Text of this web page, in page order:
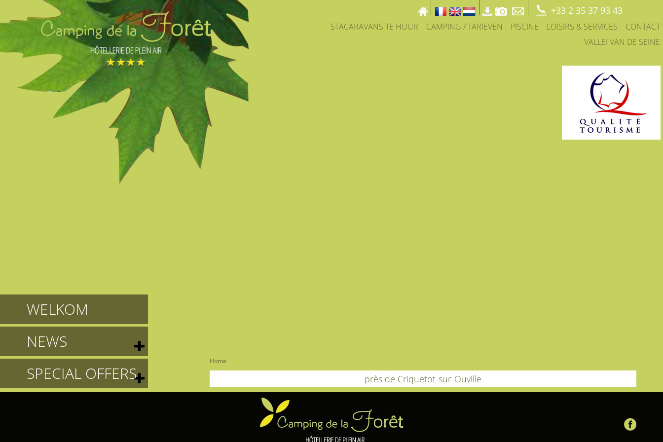
+33 2 35 37 93 43
STACARAVANS TE HUUR CAMPING / TARIEVEN PISCINE LOISIRS & SERVICES
CONTACT
VALLEI VAN DE SEINE
WELKOM
NEWS
SPECIAL OFFERS
Home
près de Criquetot-sur-Ouville